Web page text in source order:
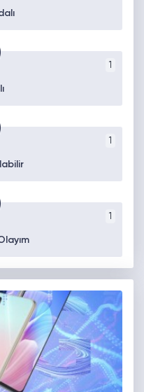
1
1
1